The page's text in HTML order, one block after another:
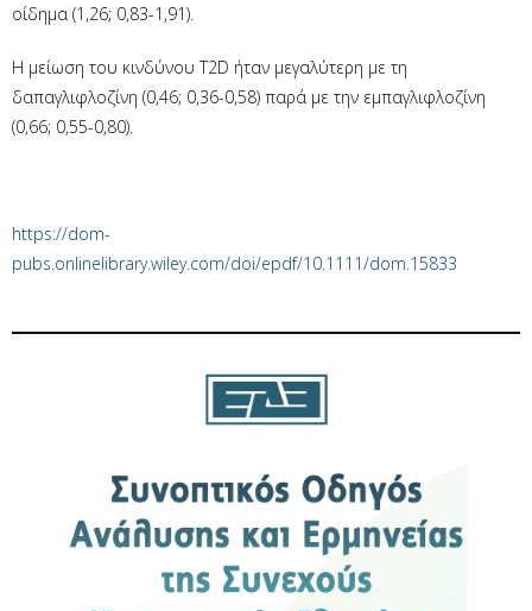
οίδημα (1,26; 0,83-1,91).
Η μείωση του κινδύνου T2D ήταν μεγαλύτερη με τη
δαπαγλιφλοζίνη (0,46; 0,36-0,58) παρά με την εμπαγλιφλοζίνη
(0,66; 0,55-0,80).
https://dom-
pubs.onlinelibrary.wiley.com/doi/epdf/10.1111/dom.15833